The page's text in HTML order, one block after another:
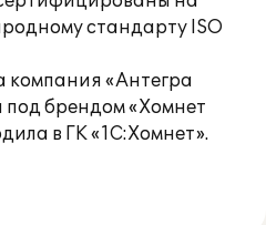
стандарту ISO
компания «Антегра
под брендом «Хомнет
в ГК «1С:Хомнет».